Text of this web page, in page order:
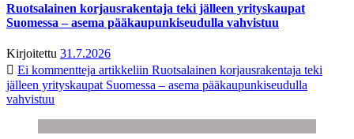
Ruotsalainen korjausrakentaja teki jälleen yrityskaupat
Suomessa – asema pääkaupunkiseudulla vahvistuu
Kirjoitettu 31.7.2026
Ei kommentteja artikkeliin Ruotsalainen korjausrakentaja teki
jälleen yrityskaupat Suomessa – asema pääkaupunkiseudulla
vahvistuu